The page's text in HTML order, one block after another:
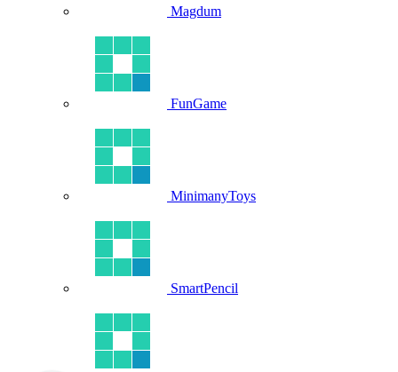
Magdum
FunGame
MinimanyToys
SmartPencil